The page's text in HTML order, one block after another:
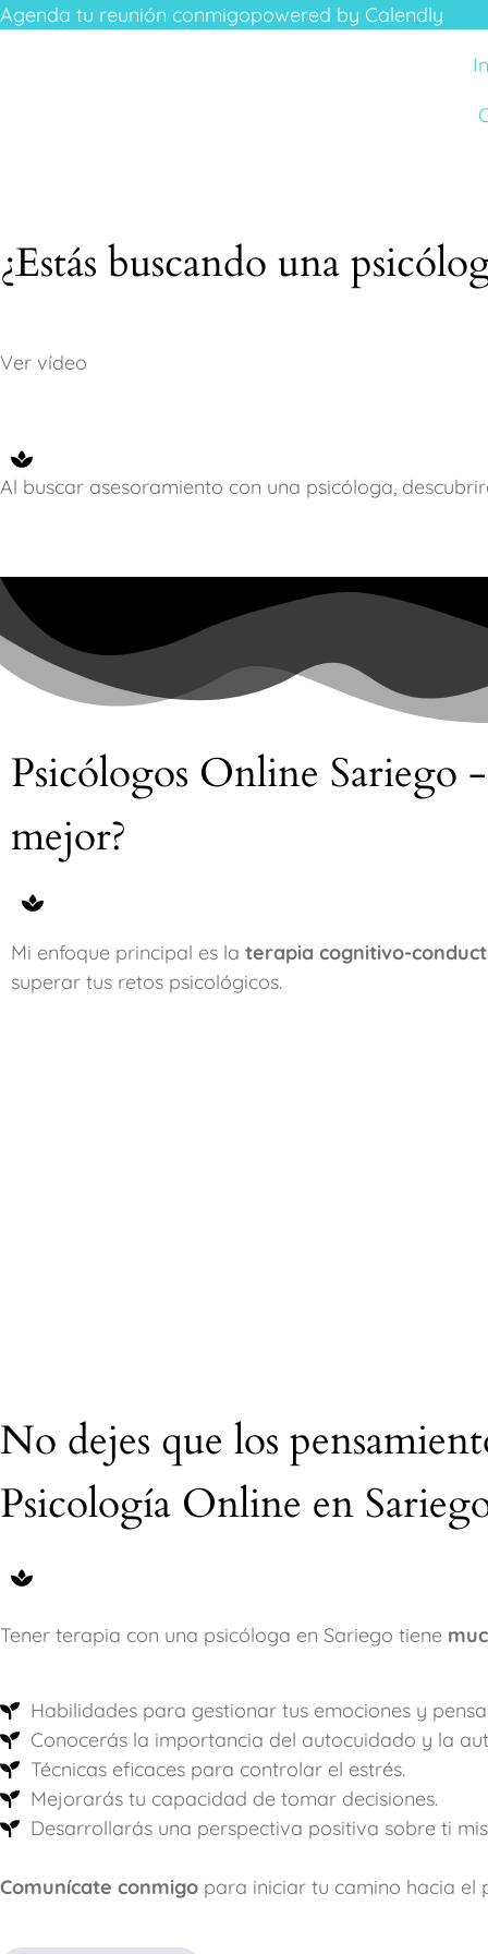
Agenda tu reunión conmigopowered by Calendly
¿Estás buscando una
Ver vídeo
Al buscar asesoramiento con una psicóloga,
Psicólogos Online Sariego
mejor?
Mi enfoque principal es la terapia cognitivo-
superar tus retos psicológicos.
No dejes que los
Psicología Online en
Tener terapia con una psicóloga en Sariego tiene
Habilidades para gestionar tus emociones y
Conocerás la importancia del autocuidado y la
Técnicas eficaces para controlar el estrés.
Mejorarás tu capacidad de tomar decisiones.
Desarrollarás una perspectiva positiva sobre ti
Comunícate conmigo para iniciar tu camino hacia el